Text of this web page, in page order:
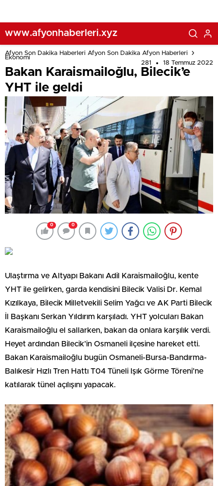
www.afyonhaberleri.xyz
Afyon Son Dakika Haberleri Afyon Son Dakika Afyon Haberleri
Ekonomi
281
18 Temmuz 2022
Bakan Karaismailoğlu, Bilecik’e
YHT ile geldi
0 0
Ulaştırma ve Altyapı Bakanı Adil Karaismailoğlu, kente
YHT ile gelirken, garda kendisini Bilecik Valisi Dr. Kemal
Kızılkaya, Bilecik Milletvekili Selim Yağcı ve AK Parti Bilecik
İl Başkanı Serkan Yıldırım karşıladı. YHT yolcuları Bakan
Karaismailoğlu el sallarken, bakan da onlara karşılık verdi.
Heyet ardından Bilecik’in Osmaneli ilçesine hareket etti.
Bakan Karaismailoğlu bugün Osmaneli-Bursa-Bandırma-
Balıkesir Hızlı Tren Hattı T04 Tüneli Işık Görme Töreni’ne
katılarak tünel açılışını yapacak.